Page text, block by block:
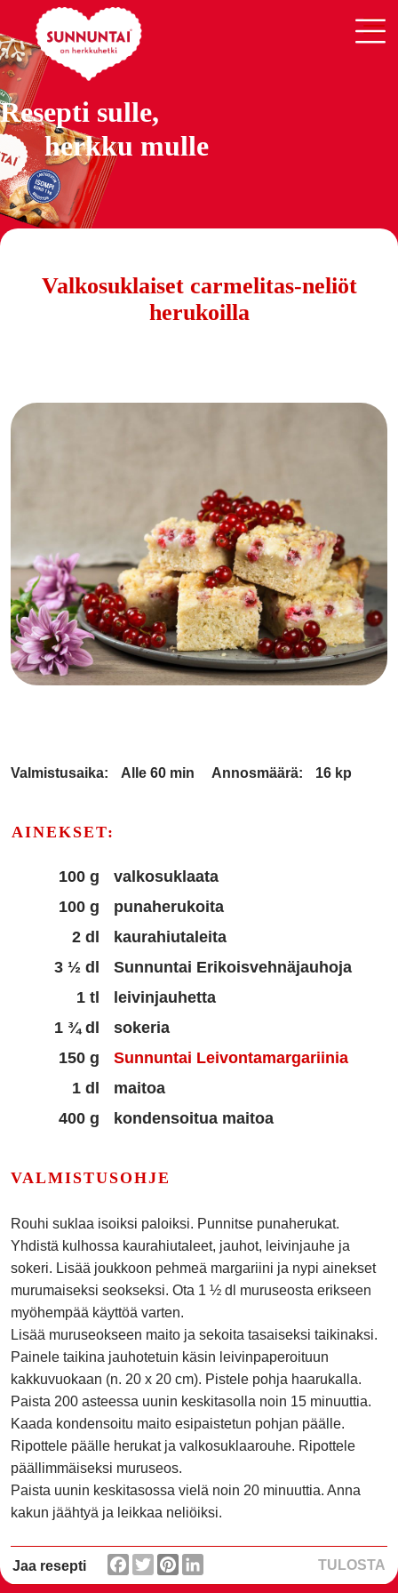
Resepti sulle,
herkku mulle
Valkosuklaiset carmelitas-neliöt
herukoilla
Valmistusaika: Alle 60 min Annosmäärä: 16 kp
AINEKSET:
100 g
valkosuklaata
100 g
punaherukoita
2 dl
kaurahiutaleita
3 ½ dl
Sunnuntai Erikoisvehnäjauhoja
1 tl
leivinjauhetta
1 ¾ dl
sokeria
150 g
Sunnuntai Leivontamargariinia
1 dl
maitoa
400 g
kondensoitua maitoa
VALMISTUSOHJE
Rouhi suklaa isoiksi paloiksi. Punnitse punaherukat.
Yhdistä kulhossa kaurahiutaleet, jauhot, leivinjauhe ja
sokeri. Lisää joukkoon pehmeä margariini ja nypi ainekset
murumaiseksi seokseksi. Ota 1 ½ dl muruseosta erikseen
myöhempää käyttöä varten.
Lisää muruseokseen maito ja sekoita tasaiseksi taikinaksi.
Painele taikina jauhotetuin käsin leivinpaperoituun
kakkuvuokaan (n. 20 x 20 cm). Pistele pohja haarukalla.
Paista 200 asteessa uunin keskitasolla noin 15 minuuttia.
Kaada kondensoitu maito esipaistetun pohjan päälle.
Ripottele päälle herukat ja valkosuklaarouhe. Ripottele
päällimmäiseksi muruseos.
Paista uunin keskitasossa vielä noin 20 minuuttia. Anna
kakun jäähtyä ja leikkaa neliöiksi.
Jaa resepti TULOSTA